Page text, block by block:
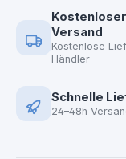
Kostenloser
Versand
Kostenlose
Händler
Schnelle
24–48h